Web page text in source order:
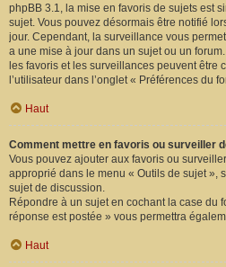
phpBB 3.1, la mise en favoris de sujets est
sujet. Vous pouvez désormais être notifié
jour. Cependant, la surveillance vous
a une mise à jour dans un sujet ou un
les favoris et les surveillances peuvent être
l’utilisateur dans l’onglet « Préférences du
Haut
Comment mettre en favoris ou surveiller
Vous pouvez ajouter aux favoris ou
approprié dans le menu « Outils de sujet »,
sujet de discussion.
Répondre à un sujet en cochant la case du
réponse est postée » vous permettra
Haut